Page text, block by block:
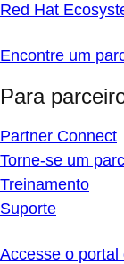
Red Hat
Encontre um
Para
Partner Connect
Torne-se um
Treinamento
Suporte
Accesse o portal